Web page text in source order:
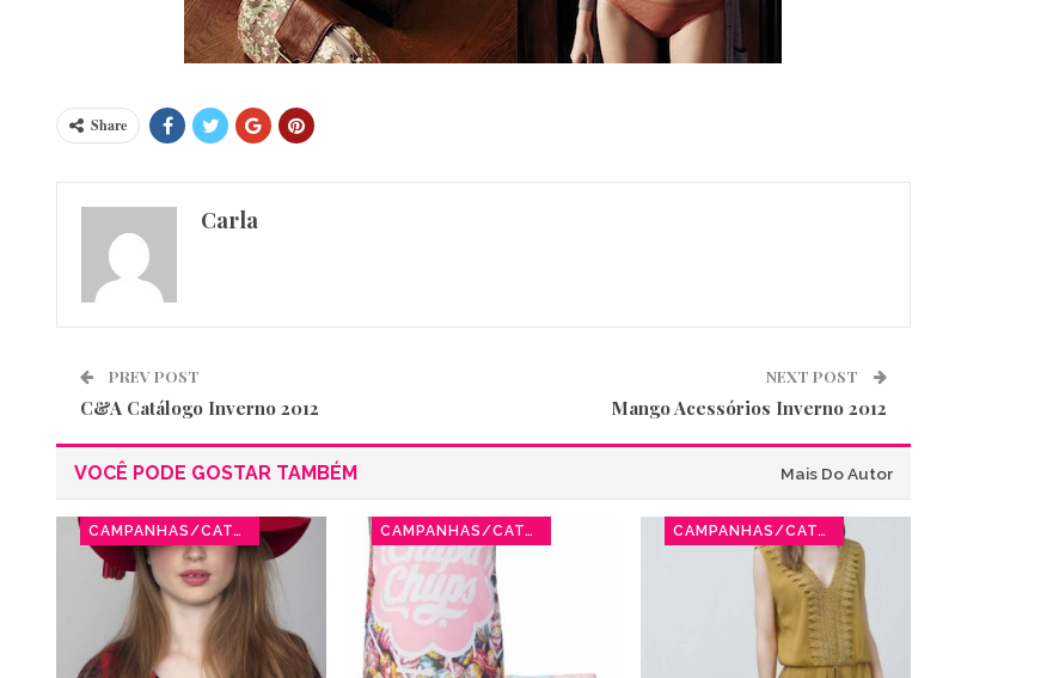
Share
Carla
PREV POST
C&A Catálogo Inverno 2012
NEXT POST
Mango Acessórios Inverno 2012
VOCÊ PODE GOSTAR TAMBÉM Mais Do Autor
CAMPANHAS/CATÁLOGOS CAMPANHAS/CATÁLOGOS CAMPANHAS/CATÁLOGOS